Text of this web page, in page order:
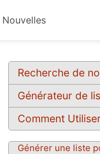
Nouvelles
Recherche de
Générateur de
Comment
Générer une liste